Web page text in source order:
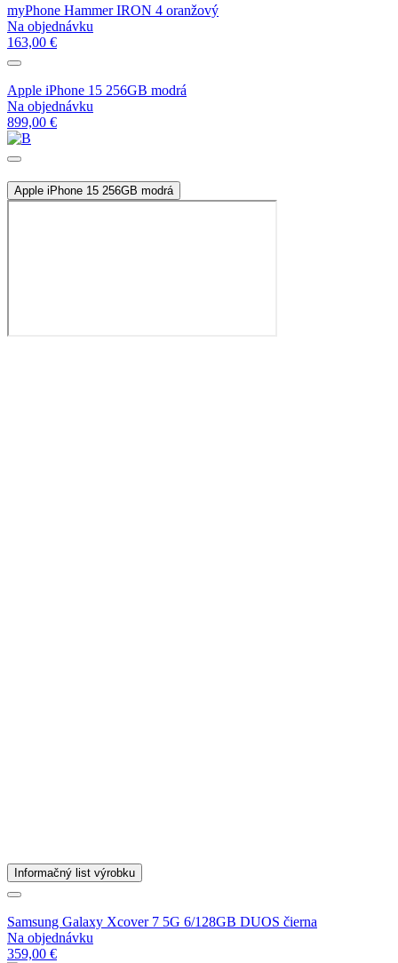
myPhone Hammer IRON 4 oranžový
Na objednávku
163,00 €
Apple iPhone 15 256GB modrá
Na objednávku
899,00 €
Apple iPhone 15 256GB modrá
Informačný list výrobku
Samsung Galaxy Xcover 7 5G 6/128GB DUOS čierna
Na objednávku
359,00 €